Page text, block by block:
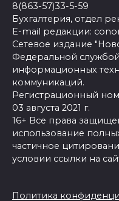
8(863-57)33-5-59
Бухгалтерия, отдел
E-mail редакции:
Сетевое издание
Федеральной
информационных
коммуникаций.
Регистрационный
03 августа 2021 г.
16+ Все права
использование
частичное
условии ссылки на
Политика